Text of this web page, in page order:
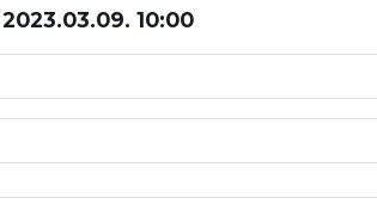
10:00